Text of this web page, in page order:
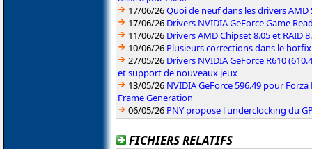
17/06/26Quoi de neuf dans les drivers AMD
17/06/26 Drivers NVIDIA GeForce Game
11/06/26 Drivers AMD Chipset 8.05 et RAID
10/06/26 Plusieurs corrections dans le hotfix
27/05/26 Drivers NVIDIA GeForce R610
et support de nouveaux jeux
13/05/26 NVIDIA GeForce 596.49 pour
Frame Generation
06/05/26 PNY propose l'underclocking du
FICHIERS RELATIFS